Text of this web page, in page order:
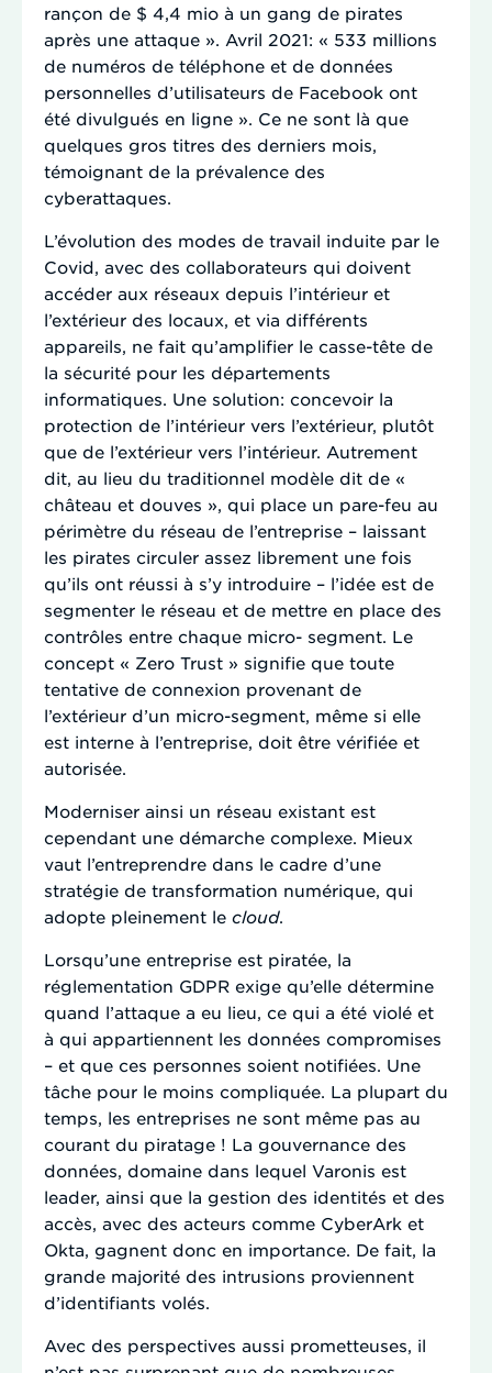
rançon de $ 4,4 mio à un gang de pirates
après une attaque ». Avril 2021: « 533 millions
de numéros de téléphone et de données
personnelles d’utilisateurs de Facebook ont
été divulgués en ligne ». Ce ne sont là que
quelques gros titres des derniers mois,
témoignant de la prévalence des
cyberattaques.
L’évolution des modes de travail induite par le
Covid, avec des collaborateurs qui doivent
accéder aux réseaux depuis l’intérieur et
l’extérieur des locaux, et via différents
appareils, ne fait qu’amplifier le casse-tête de
la sécurité pour les départements
informatiques. Une solution: concevoir la
protection de l’intérieur vers l’extérieur, plutôt
que de l’extérieur vers l’intérieur. Autrement
dit, au lieu du traditionnel modèle dit de «
château et douves », qui place un pare-feu au
périmètre du réseau de l’entreprise – laissant
les pirates circuler assez librement une fois
qu’ils ont réussi à s’y introduire – l’idée est de
segmenter le réseau et de mettre en place des
contrôles entre chaque micro- segment. Le
concept « Zero Trust » signifie que toute
tentative de connexion provenant de
l’extérieur d’un micro-segment, même si elle
est interne à l’entreprise, doit être vérifiée et
autorisée.
Moderniser ainsi un réseau existant est
cependant une démarche complexe. Mieux
vaut l’entreprendre dans le cadre d’une
stratégie de transformation numérique, qui
adopte pleinement le cloud.
Lorsqu’une entreprise est piratée, la
réglementation GDPR exige qu’elle détermine
quand l’attaque a eu lieu, ce qui a été violé et
à qui appartiennent les données compromises
– et que ces personnes soient notifiées. Une
tâche pour le moins compliquée. La plupart du
temps, les entreprises ne sont même pas au
courant du piratage ! La gouvernance des
données, domaine dans lequel Varonis est
leader, ainsi que la gestion des identités et des
accès, avec des acteurs comme CyberArk et
Okta, gagnent donc en importance. De fait, la
grande majorité des intrusions proviennent
d’identifiants volés.
Avec des perspectives aussi prometteuses, il